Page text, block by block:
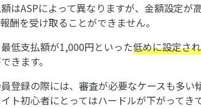
はASPによって異なりますが、金額設定
酬を受け取ることができません。
低支払額が1,000円といった低めに設定さ
きます。
登録の際には、審査が必要なケースも多
ト初心者にとってはハードルが下がってき